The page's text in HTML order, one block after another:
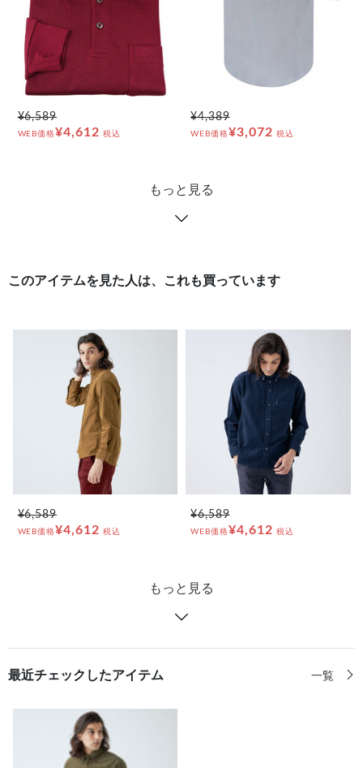
¥6,589
WEB価格¥4,612 税込
¥4,389
WEB価格¥3,072 税込
もっと見る
このアイテムを見た人は、これも買っています
¥6,589
WEB価格¥4,612 税込
¥6,589
WEB価格¥4,612 税込
もっと見る
最近チェックしたアイテム 一覧